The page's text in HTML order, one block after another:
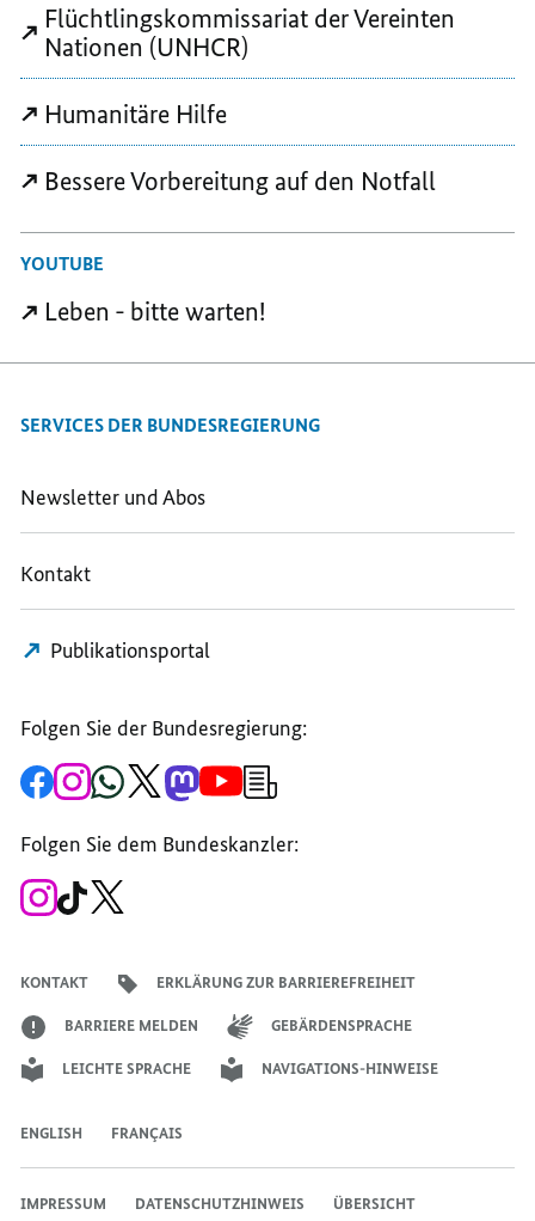
MILLIONEN
FLUCHT
MENSCHENMENSCHEN
Flüchtlingskommissariat der Vereinten
Nationen (UNHCR)
Humanitäre Hilfe
Bessere Vorbereitung auf den Notfall
YOUTUBE
Leben - bitte warten!
SERVICES DER BUNDESREGIERUNG
Newsletter und Abos
Kontakt
Publikationsportal
Folgen Sie der Bundesregierung:
Zur
Facebook-
Bundesregierung
Zum
Instagram-
Bundesregierung
Zum
WhatsApp-
Bundesregierung
Zum
X-
Regierungssprechers
Zum
Mastodon-
Bundesregierung
Zum
YouTube-
Bundesregierung
Anmeldung
Folgen Sie dem Bundeskanzler:
Zum
Instagram-
Zum
TikTok-
KONTAKT ERKLÄRUNG ZUR BARRIEREFREIHEIT
BARRIERE MELDEN GEBÄRDENSPRACHE
LEICHTE SPRACHE NAVIGATIONS-HINWEISE
ENGLISH FRANÇAIS
IMPRESSUM DATENSCHUTZHINWEIS ÜBERSICHT